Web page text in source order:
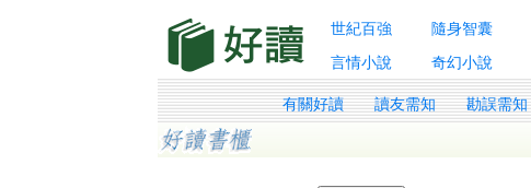
世紀百強 隨身智囊
言情小說
奇幻小說
有關好讀 讀友需知 勘誤需知